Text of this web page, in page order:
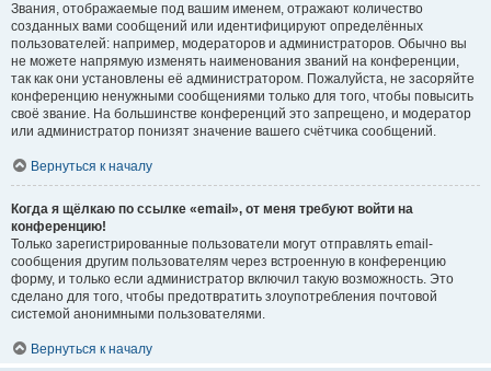
Звания, отображаемые под вашим именем, отражают количество
созданных вами сообщений или идентифицируют определённых
пользователей: например, модераторов и администраторов. Обычно вы
не можете напрямую изменять наименования званий на конференции,
так как они установлены её администратором. Пожалуйста, не засоряйте
конференцию ненужными сообщениями только для того, чтобы повысить
своё звание. На большинстве конференций это запрещено, и модератор
или администратор понизят значение вашего счётчика сообщений.
Вернуться к началу
Когда я щёлкаю по ссылке «email», от меня требуют войти на
конференцию!
Только зарегистрированные пользователи могут отправлять email-
сообщения другим пользователям через встроенную в конференцию
форму, и только если администратор включил такую возможность. Это
сделано для того, чтобы предотвратить злоупотребления почтовой
системой анонимными пользователями.
Вернуться к началу